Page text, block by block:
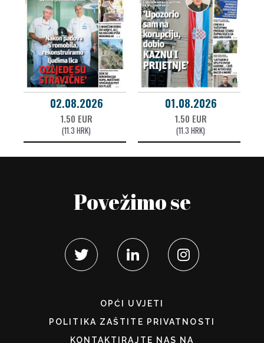
02.08.2026
1.50 EUR
(11.3 HRK)
01.08.2026
1.50 EUR
(11.3 HRK)
Povežimo se
OPĆI UVJETI
POLITIKA ZAŠTITE PRIVATNOSTI
KONTAKTIRAJTE NAS NA